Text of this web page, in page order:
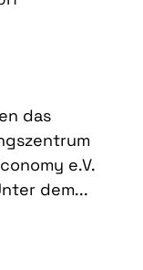
das
e.V.
dem...